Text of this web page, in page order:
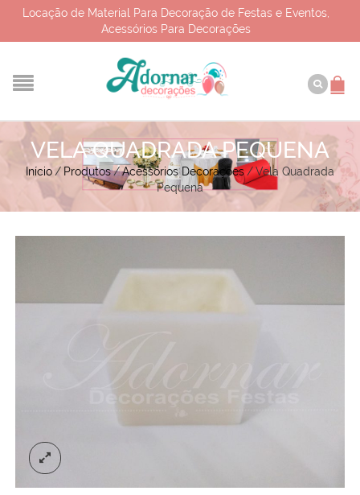
Locação de Material Para Decoração de Festas e Eventos,
Acessórios Para Decorações
VELA QUADRADA PEQUENA
Início / Produtos/Acessórios Decorações /Vela Quadrada
Pequena